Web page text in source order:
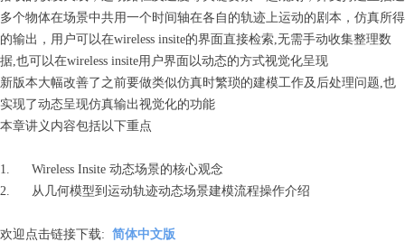
多个物体在场景中共用一个时间轴在各自的轨迹上运动的剧本，仿真所得
的输出，用户可以在wireless insite的界面直接检索,无需手动收集整理数
据,也可以在wireless insite用户界面以动态的方式视觉化呈现
新版本大幅改善了之前要做类似仿真时繁琐的建模工作及后处理问题,也
实现了动态呈现仿真输出视觉化的功能
本章讲义内容包括以下重点
1. Wireless Insite 动态场景的核心观念
2. 从几何模型到运动轨迹动态场景建模流程操作介绍
欢迎点击链接下载: 简体中文版